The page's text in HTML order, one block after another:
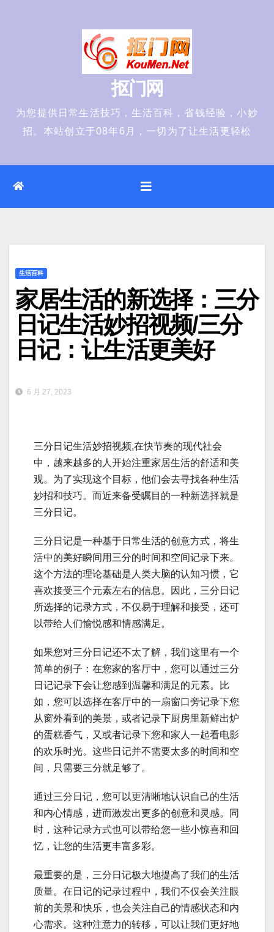
抠门网
为您提供日常生活技巧，生活百科，省钱经验，小妙
招。本站创立于08年6月，一切为了让生活更轻松
生活百科
家居生活的新选择：三分
日记生活妙招视频/三分
日记：让生活更美好
6 月 27, 2023
三分日记生活妙招视频,在快节奏的现代社会
中，越来越多的人开始注重家居生活的舒适和美
观。为了实现这个目标，他们会去寻找各种生活
妙招和技巧。而近来备受瞩目的一种新选择就是
三分日记。
三分日记是一种基于日常生活的创意方式，将生
活中的美好瞬间用三分的时间和空间记录下来。
这个方法的理论基础是人类大脑的认知习惯，它
喜欢接受三个元素左右的信息。因此，三分日记
所选择的记录方式，不仅易于理解和接受，还可
以带给人们愉悦感和情感满足。
如果您对三分日记还不太了解，我们这里有一个
简单的例子：在您家的客厅中，您可以通过三分
日记记录下会让您感到温馨和满足的元素。比
如，您可以选择在客厅中的一扇窗口旁记录下您
从窗外看到的美景，或者记录下厨房里新鲜出炉
的蛋糕香气，又或者记录下您和家人一起看电影
的欢乐时光。这些日记并不需要太多的时间和空
间，只需要三分就足够了。
通过三分日记，您可以更清晰地认识自己的生活
和内心情感，进而激发出更多的创意和灵感。同
时，这种记录方式也可以带给您一些小惊喜和回
忆，让您的生活更丰富多彩。
最重要的是，三分日记极大地提高了我们的生活
质量。在日记的记录过程中，我们不仅会关注眼
前的美景和快乐，也会关注自己的情感状态和内
心需求。这种注意力的转移，可以让我们更好地